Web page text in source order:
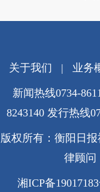
关于我们 | 业务
新闻热线0734-
8243140 发行热线
版权所有：衡阳日
律顾问
湘ICP备